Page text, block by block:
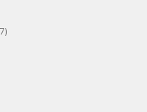
ha nem vigyázol